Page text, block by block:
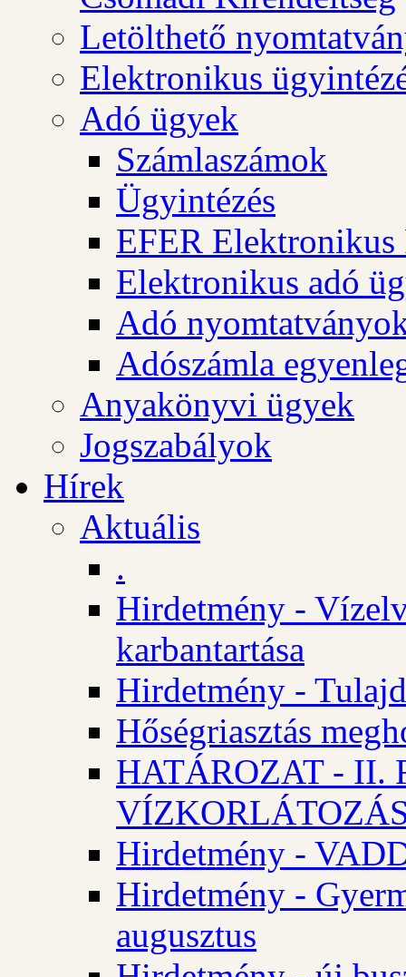
Letölthető
Elektronikus
Adó ügyek
Számlaszámok
Ügyintézés
EFER Elektronikus
Elektronikus adó
Adó
Adószámla
Anyakönyvi ügyek
Jogszabályok
Hírek
Aktuális
.
Hirdetmény -
karbantartása
Hirdetmény -
Hőségriasztás
HATÁROZAT - II.
Hirdetmény -
Hirdetmény -
augusztus